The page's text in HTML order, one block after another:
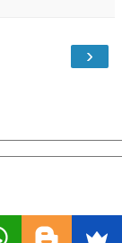
›